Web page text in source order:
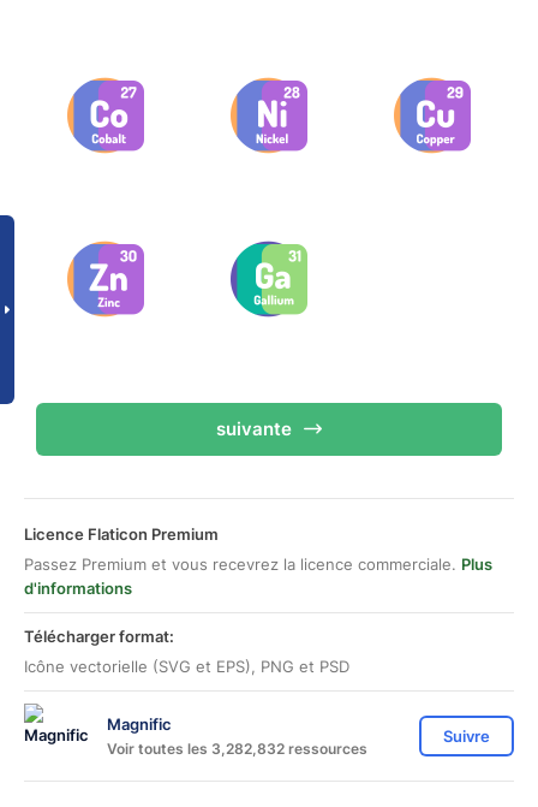
suivante
Licence Flaticon Premium
Passez Premium et vous recevrez la licence commerciale. Plus
d'informations
Télécharger format:
Icône vectorielle (SVG et EPS), PNG et PSD
Magnific
Voir toutes les 3,282,832 ressources
Suivre